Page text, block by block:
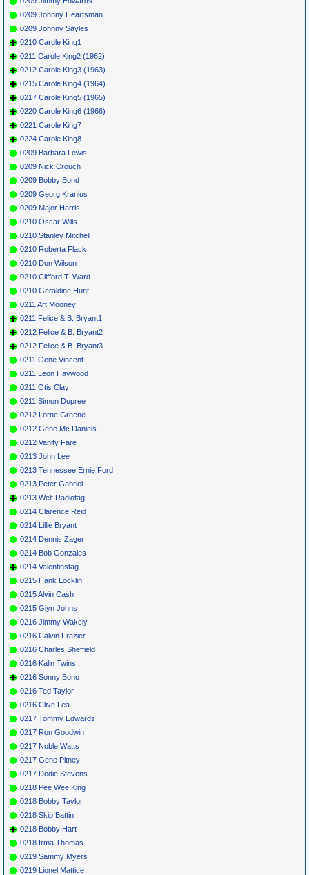
0209 Johnny Heartsman
0209 Johnny Sayles
0210 Carole King1
0211 Carole King2 (1962)
0212 Carole King3 (1963)
0215 Carole King4 (1964)
0217 Carole King5 (1965)
0220 Carole King6 (1966)
0221 Carole King7
0224 Carole King8
0209 Barbara Lewis
0209 Nick Crouch
0209 Bobby Bond
0209 Georg Kranius
0209 Major Harris
0210 Oscar Wills
0210 Stanley Mitchell
0210 Roberta Flack
0210 Don Wilson
0210 Clifford T. Ward
0210 Geraldine Hunt
0211 Art Mooney
0211 Felice & B. Bryant1
0212 Felice & B. Bryant2
0212 Felice & B. Bryant3
0211 Gene Vincent
0211 Leon Haywood
0211 Otis Clay
0211 Simon Dupree
0212 Lorne Greene
0212 Gene Mc Daniels
0212 Vanity Fare
0213 John Lee
0213 Tennessee Ernie Ford
0213 Peter Gabriel
0213 Welt Radiotag
0214 Clarence Reid
0214 Lillie Bryant
0214 Dennis Zager
0214 Bob Gonzales
0214 Valentinstag
0215 Hank Locklin
0215 Alvin Cash
0215 Glyn Johns
0216 Jimmy Wakely
0216 Calvin Frazier
0216 Charles Sheffield
0216 Kalin Twins
0216 Sonny Bono
0216 Ted Taylor
0216 Clive Lea
0217 Tommy Edwards
0217 Ron Goodwin
0217 Noble Watts
0217 Gene Pitney
0217 Dodie Stevens
0218 Pee Wee King
0218 Bobby Taylor
0218 Skip Battin
0218 Bobby Hart
0218 Irma Thomas
0219 Sammy Myers
0219 Lionel Mattice